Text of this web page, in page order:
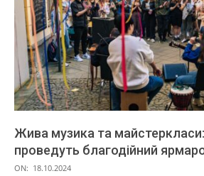
Жива музика та майстеркласи:
проведуть благодійний
2024-
ON: 18.10.2024